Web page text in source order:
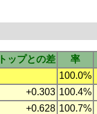
トップとの差 率
100.0%
+0.303 100.4%
+0.628 100.7%